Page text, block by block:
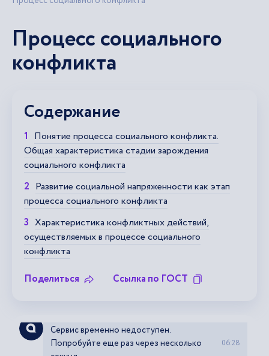
Процесс социального
конфликта
Содержание
Понятие процесса социального конфликта.
Общая характеристика стадии зарождения
социального конфликта
Развитие социальной напряженности как этап
процесса социального конфликта
Характеристика конфликтных действий,
осуществляемых в процессе социального
конфликта
Поделиться
Ссылка по ГОСТ